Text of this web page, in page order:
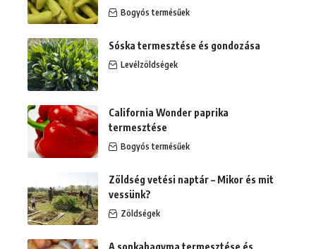
Bogyós termésűek
Sóska termesztése és gondozása
Levélzöldségek
California Wonder paprika
termesztése
Bogyós termésűek
Zöldség vetési naptár – Mikor és mit
vessünk?
Zöldségek
A sonkahagyma termesztése és